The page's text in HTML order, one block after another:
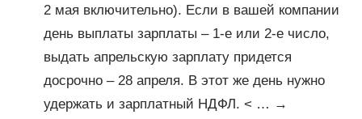
2 мая включительно). Если в вашей компании
день выплаты зарплаты – 1-е или 2-е число,
выдать апрельскую зарплату придется
досрочно – 28 апреля. В этот же день нужно
удержать и зарплатный НДФЛ. < … →